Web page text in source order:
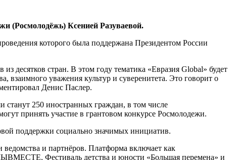
(Росмолодёжь) Ксенией Разуваевой.
которого была поддержана Президентом России
десятков стран. В этом году тематика «Евразия Global» будет
взаимного уважения культур и суверенитета. Это говорит о
Денис Паслер.
станут 250 иностранных граждан, в том числе
принять участие в грантовом конкурсе Росмолодежи.
поддержки социально значимых инициатив.
ведомства и партнёров. Платформа включает как
Фестиваль детства и юности «Большая перемена» и